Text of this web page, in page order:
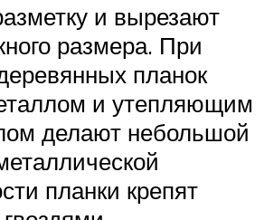
и вырезают
размера. При
планок
и утепляющим
делают небольшой
планки крепят